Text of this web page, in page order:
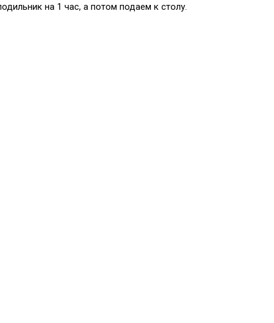
на 1 час, а потом подаем к столу.